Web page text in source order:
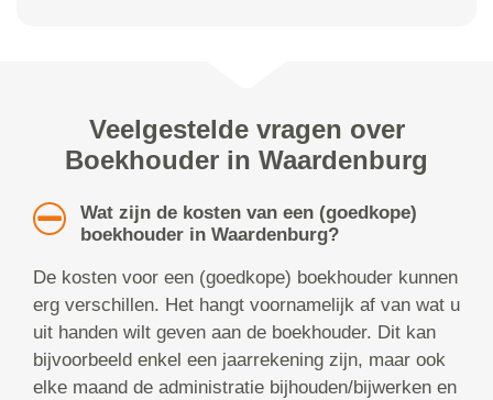
Veelgestelde vragen over
Boekhouder in Waardenburg
Wat zijn de kosten van een (goedkope)
boekhouder in Waardenburg?
De kosten voor een (goedkope) boekhouder kunnen
erg verschillen. Het hangt voornamelijk af van wat u
uit handen wilt geven aan de boekhouder. Dit kan
bijvoorbeeld enkel een jaarrekening zijn, maar ook
elke maand de administratie bijhouden/bijwerken en